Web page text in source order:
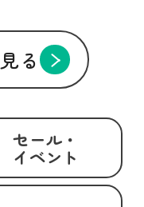
る
セール・
イベント